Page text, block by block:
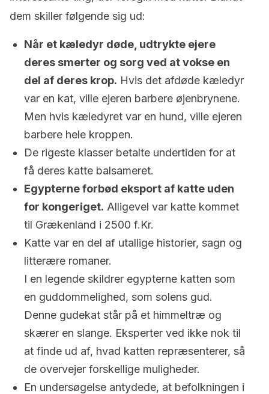
dem skiller følgende sig ud:
Når et kæledyr døde, udtrykte ejere
deres smerter og sorg ved at vokse en
del af deres krop. Hvis det afdøde kæledyr
var en kat, ville ejeren barbere øjenbrynene.
Men hvis kæledyret var en hund, ville ejeren
barbere hele kroppen.
De rigeste klasser betalte undertiden for at
få deres katte balsameret.
Egypterne forbød eksport af katte uden
for kongeriget. Alligevel var katte kommet
til Grækenland i 2500 f.Kr.
Katte var en del af utallige historier, sagn og
litterære romaner.
I en legende skildrer egypterne katten som
en guddommelighed, som solens gud.
Denne gudekat står på et himmeltræ og
skærer en slange. Eksperter ved ikke nok til
at finde ud af, hvad katten repræsenterer, så
de overvejer forskellige muligheder.
En undersøgelse antydede, at befolkningen i